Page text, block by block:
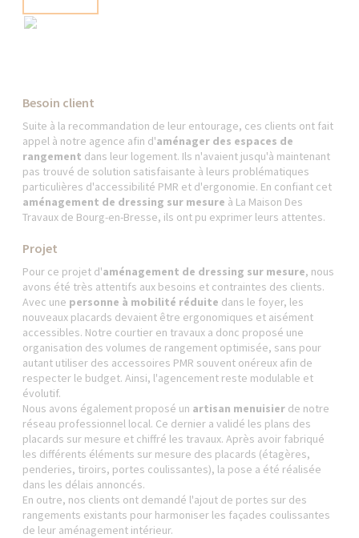
Besoin client
Suite à la recommandation de leur entourage, ces clients ont fait
appel à notre agence afin d'aménager des espaces de
rangement dans leur logement. Ils n'avaient jusqu'à maintenant
pas trouvé de solution satisfaisante à leurs problématiques
particulières d'accessibilité PMR et d'ergonomie. En confiant cet
aménagement de dressing sur mesure à La Maison Des
Travaux de Bourg-en-Bresse, ils ont pu exprimer leurs attentes.
Projet
Pour ce projet d'aménagement de dressing sur mesure, nous
avons été très attentifs aux besoins et contraintes des clients.
Avec une personne à mobilité réduite dans le foyer, les
nouveaux placards devaient être ergonomiques et aisément
accessibles. Notre courtier en travaux a donc proposé une
organisation des volumes de rangement optimisée, sans pour
autant utiliser des accessoires PMR souvent onéreux afin de
respecter le budget. Ainsi, l'agencement reste modulable et
évolutif.
Nous avons également proposé un artisan menuisier de notre
réseau professionnel local. Ce dernier a validé les plans des
placards sur mesure et chiffré les travaux. Après avoir fabriqué
les différents éléments sur mesure des placards (étagères,
penderies, tiroirs, portes coulissantes), la pose a été réalisée
dans les délais annoncés.
En outre, nos clients ont demandé l'ajout de portes sur des
rangements existants pour harmoniser les façades coulissantes
de leur aménagement intérieur.